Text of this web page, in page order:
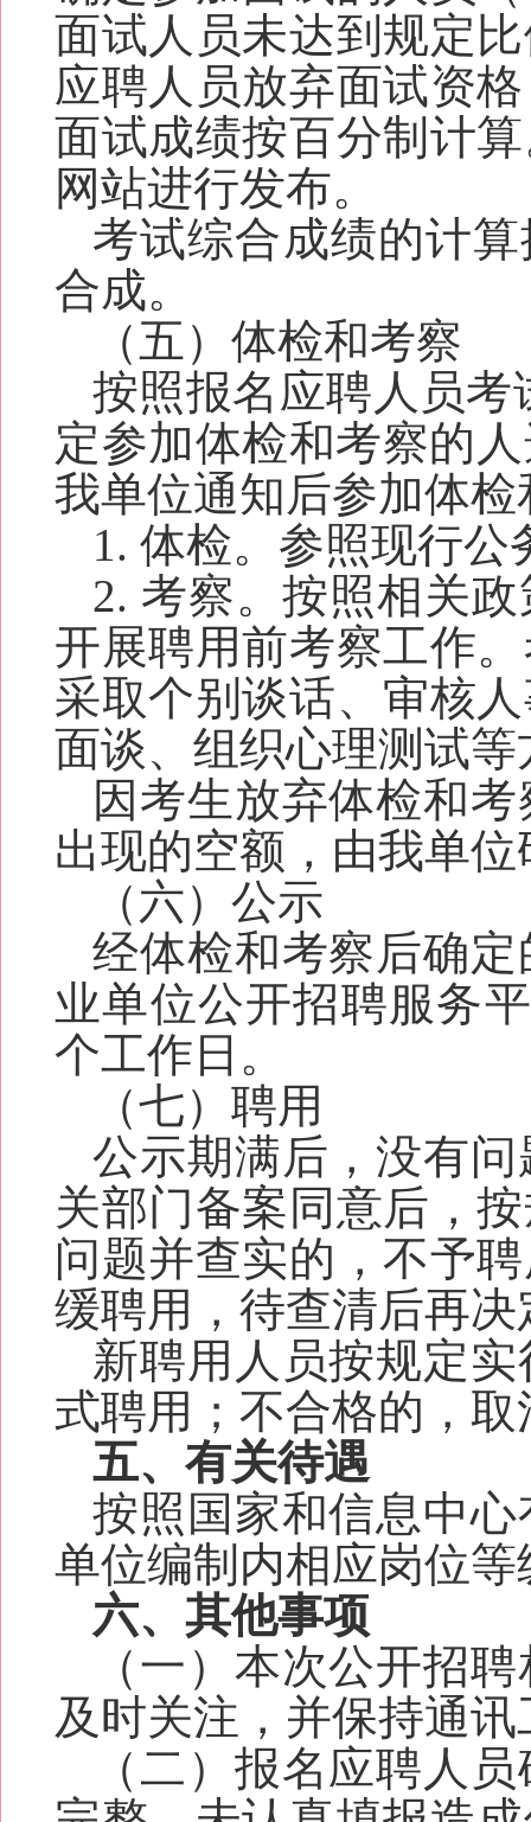
面试人员未达到规定
应聘人员放弃面试资
面试成绩按百分制计
网站进行发布。
考试综合成绩的计
合成。
（五）体检和考察
按照报名应聘人员
定参加体检和考察的
我单位通知后参加体
1. 体检。参照现行
2. 考察。按照相关
开展聘用前考察工作
采取个别谈话、审核
面谈、 组织心理测试等
因考生放弃体检和
出现的空额，由我单
（六）公示
经体检和考察后确
业单位公开招聘服务
个工作日。
（七）聘用
公示期满后，没有
关部门备案同意后，
问题并查实的，不予
缓聘用，待查清后再
新聘用人员按规定
式聘用；不合格的，取
五、有关待遇
按照国家和信息中
单位编制内相应岗位
六、其他事项
（一）本次公开招
及时关注，并保持通
（二）报名应聘人